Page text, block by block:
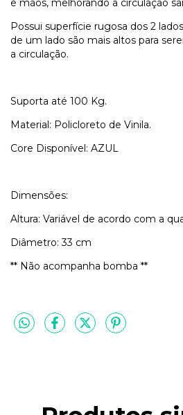
e mãos, melhorando a circulação
Possui superfície rugosa dos 2
de um lado são mais altos para
a circulação.
Suporta até 100 Kg.
Material: Policloreto de Vinila.
Core Disponível: AZUL
Dimensões:
Altura: Variável de acordo com a
Diâmetro: 33 cm
** Não acompanha bomba **